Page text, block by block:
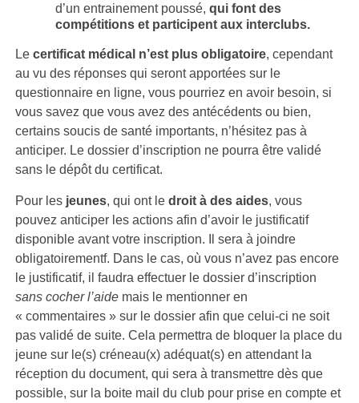
d’un entrainement poussé, qui font des
compétitions et participent aux interclubs.
Le certificat médical n’est plus obligatoire, cependant
au vu des réponses qui seront apportées sur le
questionnaire en ligne, vous pourriez en avoir besoin, si
vous savez que vous avez des antécédents ou bien,
certains soucis de santé importants, n’hésitez pas à
anticiper. Le dossier d’inscription ne pourra être validé
sans le dépôt du certificat.
Pour lesjeunes, qui ont le droit à des aides, vous
pouvez anticiper les actions afin d’avoir le justificatif
disponible avant votre inscription. Il sera à joindre
obligatoirementf. Dans le cas, où vous n’avez pas encore
le justificatif, il faudra effectuer le dossier d’inscription
sans cocher l’aidemais le mentionner en
« commentaires » sur le dossier afin que celui-ci ne soit
pas validé de suite. Cela permettra de bloquer la place du
jeune sur le(s) créneau(x) adéquat(s) en attendant la
réception du document, qui sera à transmettre dès que
possible, sur la boite mail du club pour prise en compte et